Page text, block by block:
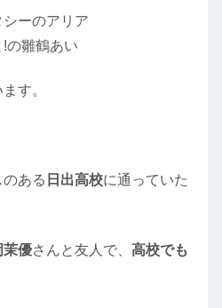
シーのアリア
!の雛鶴あい
す。
ある 日出高校に通っていた
茉優さんと友人で、 高校でも